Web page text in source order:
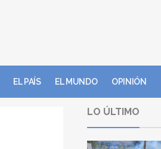
EL PAÍS EL MUNDO OPINIÓN
LO ÚLTIMO